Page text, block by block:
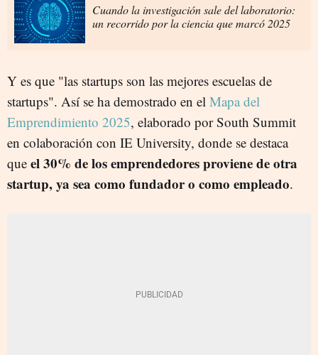
Cuando la investigación sale del laboratorio:
un recorrido por la ciencia que marcó 2025
Y es que "las startups son las mejores escuelas de
startups". Así se ha demostrado en el Mapa del
Emprendimiento 2025, elaborado por South Summit
en colaboración con IE University, donde se destaca
que el 30% de los emprendedores proviene de otra
startup, ya sea como fundador o como empleado.